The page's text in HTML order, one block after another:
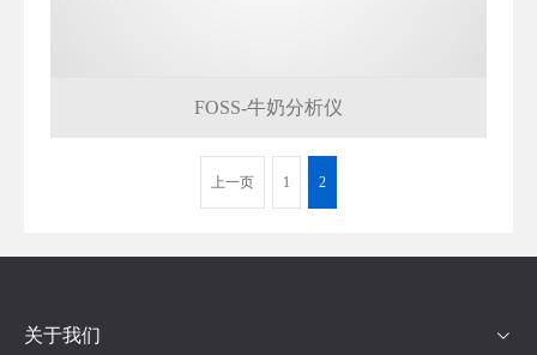
FOSS-牛奶分析仪
上一页 1 2
关于我们 